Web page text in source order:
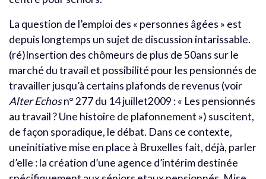
La question de l’emploi des « personnes âgées » est
depuis longtemps un sujet de discussion intarissable.
(ré)Insertion des chômeurs de plus de 50ans sur le
marché du travail et possibilité pour les pensionnés de
travailler jusqu’à certains plafonds de revenus (voir
Alter Echosn° 277 du 14 juillet2009 : « Les pensionnés
au travail ? Une histoire de plafonnement ») suscitent,
de façon sporadique, le débat. Dans ce contexte,
uneinitiative mise en place à Bruxelles fait, déjà, parler
d’elle : la création d’une agence d’intérim destinée